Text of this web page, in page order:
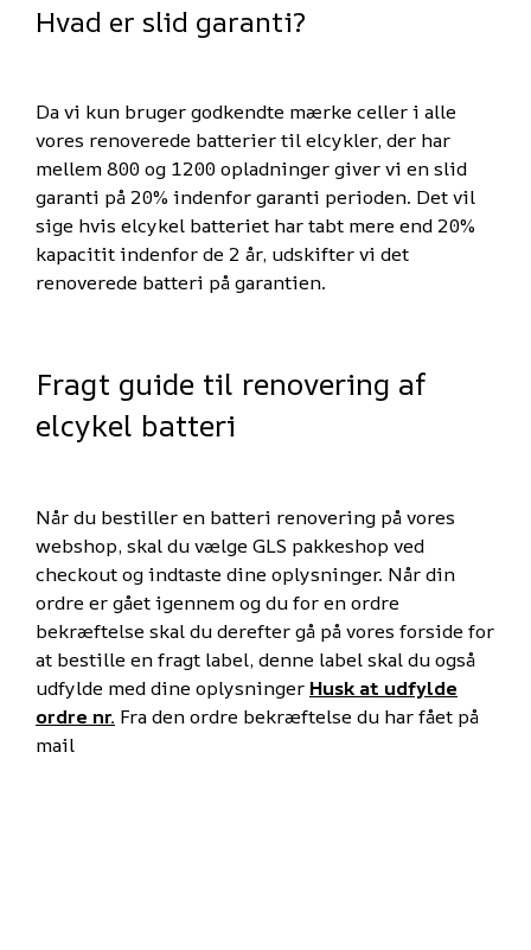
Hvad er slid garanti?
Da vi kun bruger godkendte mærke celler i alle
vores renoverede batterier til elcykler, der har
mellem 800 og 1200 opladninger giver vi en slid
garanti på 20% indenfor garanti perioden. Det vil
sige hvis elcykel batteriet har tabt mere end 20%
kapacitit indenfor de 2 år, udskifter vi det
renoverede batteri på garantien.
Fragt guide til renovering af
elcykel batteri
Når du bestiller en batteri renovering på vores
webshop, skal du vælge GLS pakkeshop ved
checkout og indtaste dine oplysninger. Når din
ordre er gået igennem og du for en ordre
bekræftelse skal du derefter gå på vores forside for
at bestille en fragt label, denne label skal du også
udfylde med dine oplysningerHusk at udfylde
ordre nr. Fra den ordre bekræftelse du har fået på
mail